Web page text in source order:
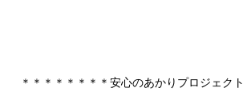
＊＊＊＊＊＊＊＊安心のあかりプロジェク